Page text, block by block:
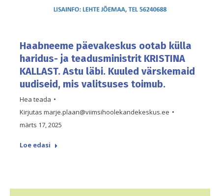
Haabneeme päevakeskus ootab külla
haridus- ja teadusministrit KRISTINA
KALLAST. Astu läbi. Kuuled värskemaid
uudiseid, mis valitsuses toimub.
Hea teada
Kirjutas marje.plaan@viimsihoolekandekeskus.ee
märts 17, 2025
Loe edasi